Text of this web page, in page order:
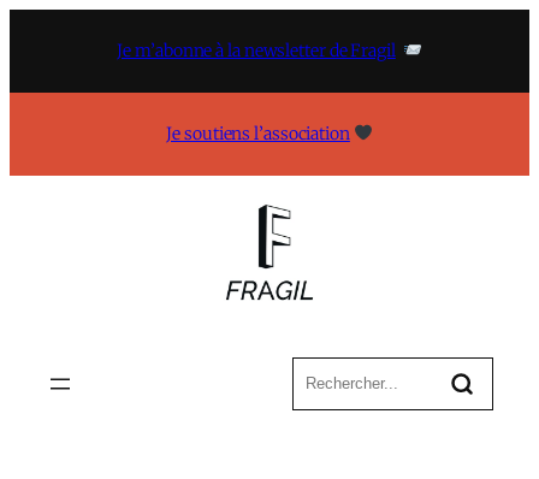
Je m’abonne à la newsletter de Fragil
Je soutiens l’association